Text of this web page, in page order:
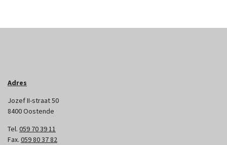
Adres
Jozef II-straat 50
8400 Oostende
Tel. 059 70 39 11
Fax. 059 80 37 82